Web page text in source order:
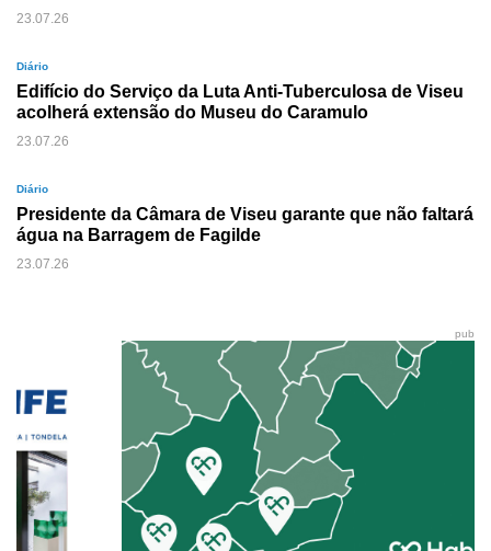
23.07.26
Diário
Edifício do Serviço da Luta Anti-Tuberculosa de Viseu
acolherá extensão do Museu do Caramulo
23.07.26
Diário
Presidente da Câmara de Viseu garante que não faltará
água na Barragem de Fagilde
23.07.26
pub